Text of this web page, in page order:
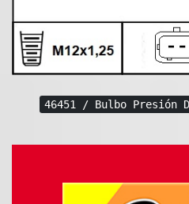
46451 / Bulbo Presión